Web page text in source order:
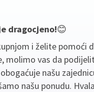
dragocjeno!😊
i želite pomoći
molimo vas da
našu
našu ponudu.